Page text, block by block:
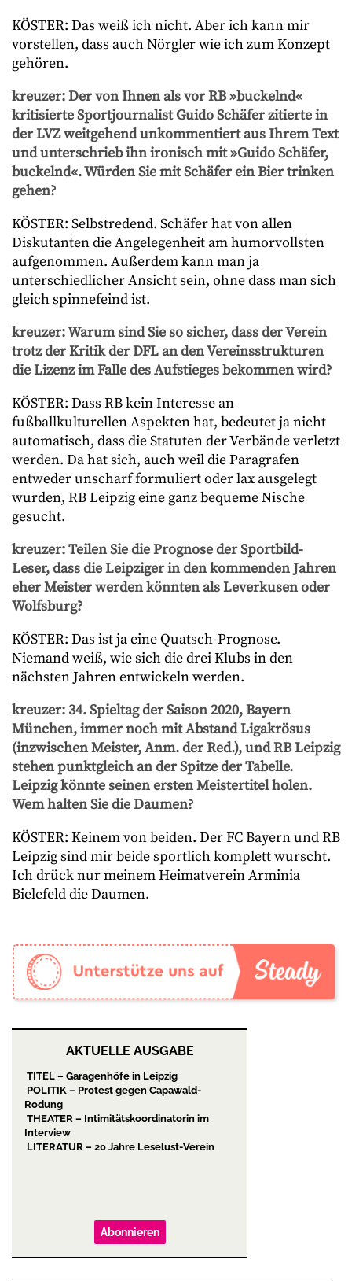
KÖSTER: Das weiß ich nicht. Aber ich kann mir
vorstellen, dass auch Nörgler wie ich zum Konzept
gehören.
kreuzer: Der von Ihnen als vor RB »buckelnd«
kritisierte Sportjournalist Guido Schäfer zitierte in
der LVZ weitgehend unkommentiert aus Ihrem Text
und unterschrieb ihn ironisch mit »Guido Schäfer,
buckelnd«. Würden Sie mit Schäfer ein Bier trinken
gehen?
KÖSTER: Selbstredend. Schäfer hat von allen
Diskutanten die Angelegenheit am humorvollsten
aufgenommen. Außerdem kann man ja
unterschiedlicher Ansicht sein, ohne dass man sich
gleich spinnefeind ist.
kreuzer: Warum sind Sie so sicher, dass der Verein
trotz der Kritik der DFL an den Vereinsstrukturen
die Lizenz im Falle des Aufstieges bekommen wird?
KÖSTER: Dass RB kein Interesse an
fußballkulturellen Aspekten hat, bedeutet ja nicht
automatisch, dass die Statuten der Verbände verletzt
werden. Da hat sich, auch weil die Paragrafen
entweder unscharf formuliert oder lax ausgelegt
wurden, RB Leipzig eine ganz bequeme Nische
gesucht.
kreuzer: Teilen Sie die Prognose der Sportbild-
Leser, dass die Leipziger in den kommenden Jahren
eher Meister werden könnten als Leverkusen oder
Wolfsburg?
KÖSTER: Das ist ja eine Quatsch-Prognose.
Niemand weiß, wie sich die drei Klubs in den
nächsten Jahren entwickeln werden.
kreuzer: 34. Spieltag der Saison 2020, Bayern
München, immer noch mit Abstand Ligakrösus
(inzwischen Meister, Anm. der Red.), und RB Leipzig
stehen punktgleich an der Spitze der Tabelle.
Leipzig könnte seinen ersten Meistertitel holen.
Wem halten Sie die Daumen?
KÖSTER: Keinem von beiden. Der FC Bayern und RB
Leipzig sind mir beide sportlich komplett wurscht.
Ich drück nur meinem Heimatverein Arminia
Bielefeld die Daumen.
AKTUELLE AUSGABE
TITEL – Garagenhöfe in Leipzig
POLITIK – Protest gegen Capawald-
Rodung
THEATER – Intimitätskoordinatorin im
Interview
LITERATUR – 20 Jahre Leselust-Verein
Abonnieren